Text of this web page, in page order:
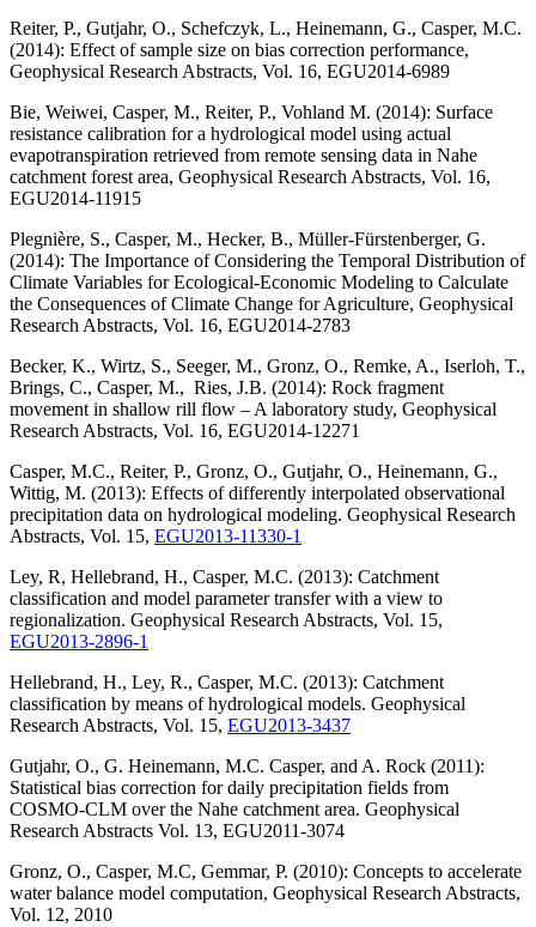
Reiter, P., Gutjahr, O., Schefczyk, L., Heinemann, G., Casper, M.C.
(2014): Effect of sample size on bias correction performance,
Geophysical Research Abstracts, Vol. 16, EGU2014-6989
Bie, Weiwei, Casper, M., Reiter, P., Vohland M. (2014): Surface
resistance calibration for a hydrological model using actual
evapotranspiration retrieved from remote sensing data in Nahe
catchment forest area, Geophysical Research Abstracts, Vol. 16,
EGU2014-11915
Plegnière, S., Casper, M., Hecker, B., Müller-Fürstenberger, G.
(2014): The Importance of Considering the Temporal Distribution of
Climate Variables for Ecological-Economic Modeling to Calculate
the Consequences of Climate Change for Agriculture, Geophysical
Research Abstracts, Vol. 16, EGU2014-2783
Becker, K., Wirtz, S., Seeger, M., Gronz, O., Remke, A., Iserloh, T.,
Brings, C., Casper, M., Ries, J.B. (2014): Rock fragment
movement in shallow rill flow – A laboratory study, Geophysical
Research Abstracts, Vol. 16, EGU2014-12271
Casper, M.C., Reiter, P., Gronz, O., Gutjahr, O., Heinemann, G.,
Wittig, M. (2013): Effects of differently interpolated observational
precipitation data on hydrological modeling. Geophysical Research
Abstracts, Vol. 15, EGU2013-11330-1
Ley, R, Hellebrand, H., Casper, M.C. (2013): Catchment
classification and model parameter transfer with a view to
regionalization. Geophysical Research Abstracts, Vol. 15,
EGU2013-2896-1
Hellebrand, H., Ley, R., Casper, M.C. (2013): Catchment
classification by means of hydrological models. Geophysical
Research Abstracts, Vol. 15, EGU2013-3437
Gutjahr, O., G. Heinemann, M.C. Casper, and A. Rock (2011):
Statistical bias correction for daily precipitation fields from
COSMO-CLM over the Nahe catchment area. Geophysical
Research Abstracts Vol. 13, EGU2011-3074
Gronz, O., Casper, M.C, Gemmar, P. (2010): Concepts to accelerate
water balance model computation, Geophysical Research Abstracts,
Vol. 12, 2010